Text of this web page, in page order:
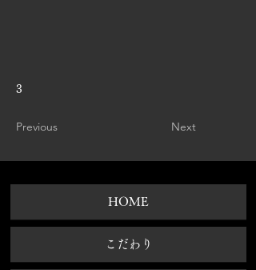
3
Previous Next
HOME
​こだわり